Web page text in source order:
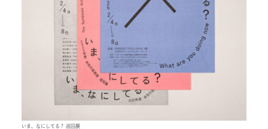
いま、なにしてる？ 巡回展